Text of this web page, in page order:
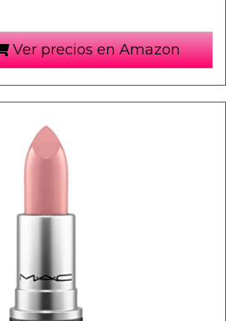
Ver precios en Amazon